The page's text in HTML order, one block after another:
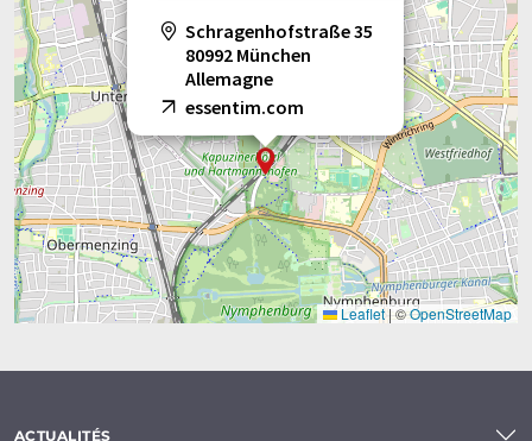
Schragenhofstraße 35
80992 München
Allemagne
essentim.com
Leaflet|©OpenStreetMap
ACTUALITÉS